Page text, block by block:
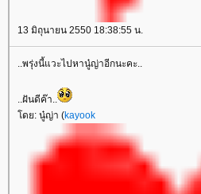
13 มิถุนายน 2550 18:38:55 น.
..พรุ่งนี้แวะไปหานู๋ญ่าอีกนะคะ..
..ฝันดีค๊า..
ดย: นู๋ญ่า (kayook